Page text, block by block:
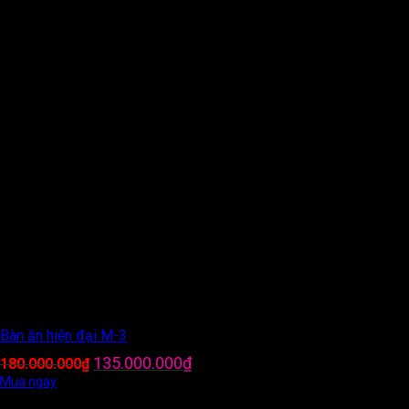
Bàn ăn hiện đại M-3
180.000.000₫ Giá
135.000.000₫Giá
Mua ngay